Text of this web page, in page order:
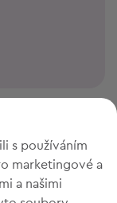
s používáním
marketingové a
a našimi